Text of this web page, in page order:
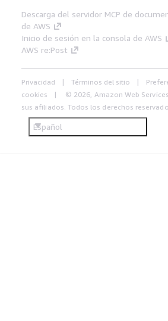
Descarga del servidor MCP de
de AWS
Inicio de sesión en la consola de AWS
AWS re:Post
Privacidad Términos del sitio
cookies
© 2026, Amazon Web
sus afiliados. Todos los derechos
Español